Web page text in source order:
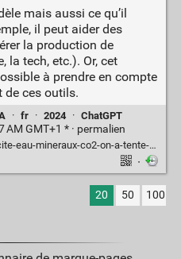
mais aussi ce qu’il
il peut aider des
la production de
la tech, etc.). Or, cet
à prendre en compte
de ces outils.
· fr · 2024 · ChatGPT
GMT+1 * · permalien
a-tente-de-mesurer-lempreinte-ecologique-de-chatgpt
·
20 50 100